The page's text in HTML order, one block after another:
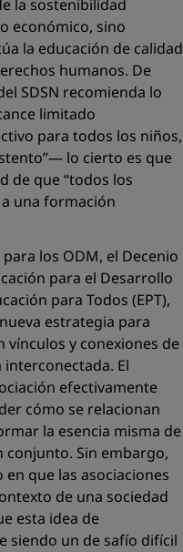
la sostenibilidad
económico, sino
la educación de calidad
humanos. De
SDSN recomienda lo
limitado
para todos los niños,
lo cierto es que
de que “todos los
una formación
los ODM, el Decenio
para el Desarrollo
para Todos (EPT),
estrategia para
y conexiones de
El
efectivamente
cómo se relacionan
la esencia misma de
Sin embargo,
que las asociaciones
de una sociedad
esta idea de
siendo un de safío difícil